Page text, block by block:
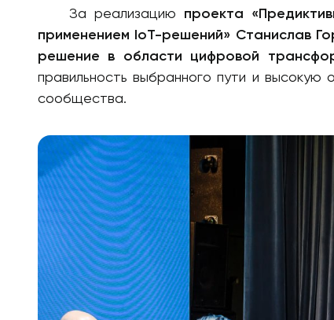
За реализацию проекта
применением IoT-решений» Станислав
решение в области цифровой
правильность выбранного пути и высокую
сообщества.